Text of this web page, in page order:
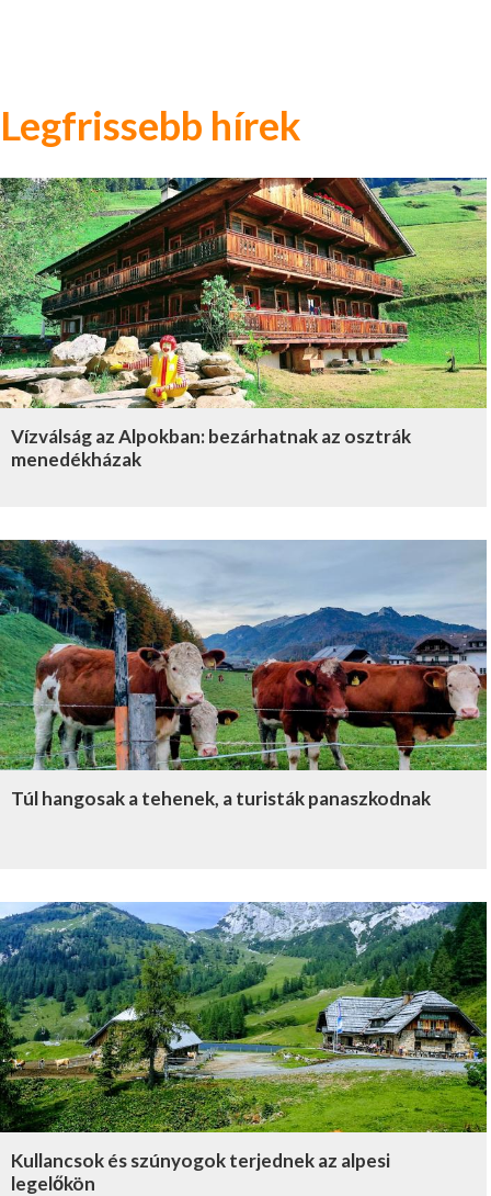
Legfrissebb hírek
Vízválság az Alpokban: bezárhatnak az osztrák
menedékházak
Túl hangosak a tehenek, a turisták panaszkodnak
Kullancsok és szúnyogok terjednek az alpesi
legelőkön